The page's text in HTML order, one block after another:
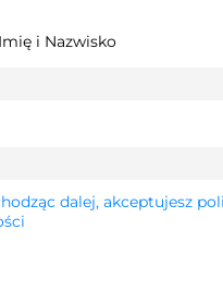
i Nazwisko
dalej, akceptujesz